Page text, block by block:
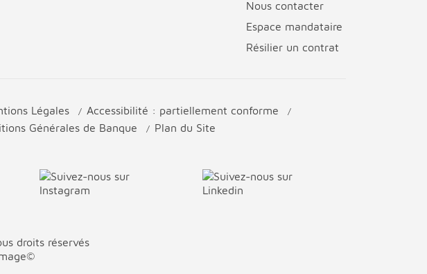
Nous contacter
Espace mandataire
Résilier un contrat
Légales
Accessibilité : partiellement conforme
Générales de Banque Plan du Site
droits réservés